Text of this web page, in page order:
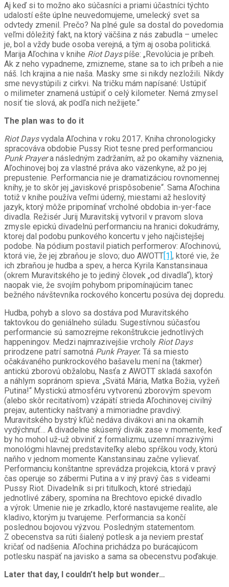
Aj keď si to možno ako súčasníci a priami účastníci týchto
udalostí ešte úplne neuvedomujeme, umelecký svet sa
odvtedy zmenil. Prečo? Na plné gule sa dostal do povedomia
veľmi dôležitý fakt, na ktorý väčšina z nás zabudla – umelec
je, bol a vždy bude osoba verejná, a tým aj osoba politická.
Marija Aľochina v knihe Riot Dayspíše: „Revolúcia je príbeh.
Ak z neho vypadneme, zmizneme, stane sa to ich príbeh a nie
náš. Ich krajina a nie naša. Masky sme si nikdy nezložili. Nikdy
sme nevystúpili z cirkvi. Na tričku mám napísané: Ustúpiť
o milimeter znamená ustúpiť o celý kilometer. Nemá zmysel
nosiť tie slová, ak podľa nich nežijete.“
The plan was to do it
Riot Daysvydala Aľochina v roku 2017. Kniha chronologicky
spracováva obdobie Pussy Riot tesne pred performanciou
Punk Prayera následným zadržaním, až po okamihy väznenia,
Aľochinovej boj za vlastné práva ako väzenkyne, až po jej
prepustenie. Performancia nie je dramatizáciou rovnomennej
knihy, je to skôr jej „javiskové prispôsobenie“. Sama Aľochina
totiž v knihe používa veľmi úderný, miestami až heslovitý
jazyk, ktorý môže pripomínať vrcholné obdobia in-yer-face
divadla. Režisér Jurij Muravitskij vytvoril v pravom slova
zmysle epickú divadelnú performanciu na hranici dokudrámy,
ktorej dal podobu punkového koncertu v jeho najčistejšej
podobe. Na pódium postavil piatich performerov: Aľochinovú,
ktorá vie, že jej zbraňou je slovo; duo AWOTT [1] , ktoré vie, že
ich zbraňou je hudba a spev, a herca Kyrila Kanstansinaua
(okrem Muravitského je to jediný človek „od divadla“), ktorý
naopak vie, že svojím pohybom pripomínajúcim tanec
bežného návštevníka rockového koncertu posúva dej dopredu.
Hudba, pohyb a slovo sa dostáva pod Muravitského
taktovkou do geniálneho súladu. Sugestívnou súčasťou
performancie sú samozrejme rekonštrukcie jednotlivých
happeningov. Medzi najmrazivejšie vrcholy Riot Days
prirodzene patrí samotná Punk Prayer. Tá sa miesto
očakávaného punkrockového bašavelu mení na (takmer)
antickú zborovú obžalobu, Nasťa z AWOTT skladá saxofón
a náhlym sopránom spieva: „Svätá Mária, Matka Božia, vyžeň
Putina!“ Mystickú atmosféru vytvorenú zborovým spevom
(alebo skôr recitatívom) vzápätí strieda Aľochinovej civilný
prejav, autenticky naštvaný a mimoriadne pravdivý.
Muravitského bystrý kľúč nedáva divákovi ani na okamih
vydýchnuť… A divadelne skúsený divák zase v momente, keď
by ho mohol už-už obviniť z formalizmu, uzemní mrazivými
monológmi hlavnej predstaviteľky alebo spŕškou vody, ktorú
naňho v jednom momente Kanstansinau začne vylievať.
Performanciu konštantne sprevádza projekcia, ktorá v pravý
čas operuje so zábermi Putina a v iný pravý čas s videami
Pussy Riot. Divadelník si pri titulkoch, ktoré striedajú
jednotlivé zábery, spomína na Brechtovo epické divadlo
a výrok: Umenie nie je zrkadlo, ktoré nastavujeme realite, ale
kladivo, ktorým ju tvarujeme. Performancia sa končí
poslednou bojovou výzvou. Posledným statementom.
Z obecenstva sa rúti šialený potlesk a ja neviem prestať
kričať od nadšenia. Aľochina prichádza po burácajúcom
potlesku naspäť na javisko a sama sa obecenstvu poďakuje.
Later that day, I couldn’t help but wonder…